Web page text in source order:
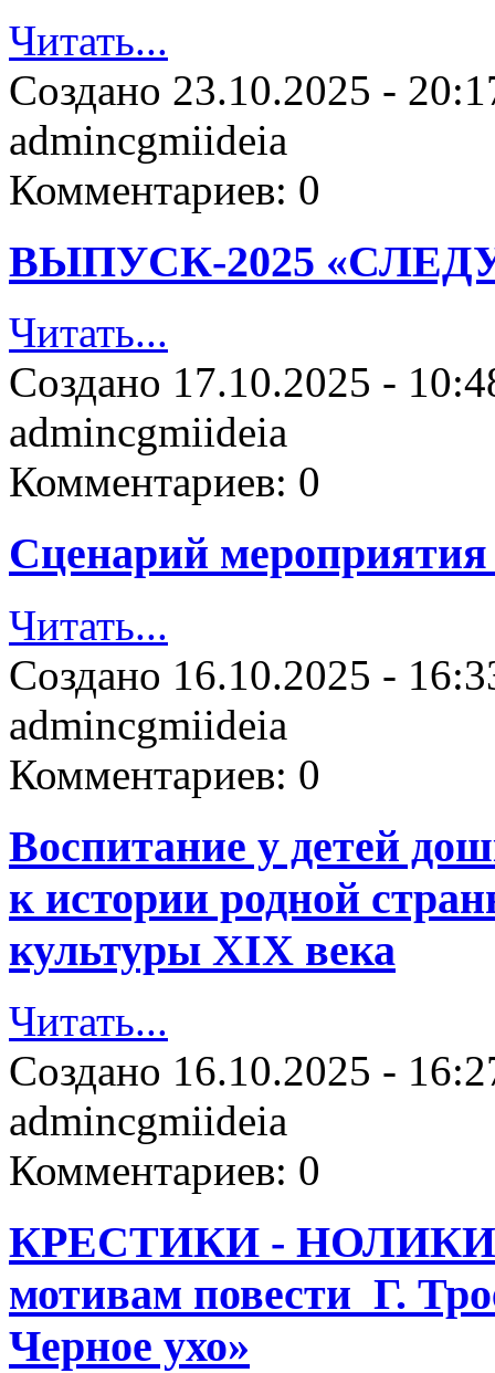
Читать...
Создано 23.10.2025 -
admincgmiideia
Комментариев: 0
ВЫПУСК-2025
Читать...
Создано 17.10.2025 -
admincgmiideia
Комментариев: 0
Сценарий
Читать...
Создано 16.10.2025 -
admincgmiideia
Комментариев: 0
Воспитание у детей
к истории родной
культуры XIX века
Читать...
Создано 16.10.2025 -
admincgmiideia
Комментариев: 0
КРЕСТИКИ - НОЛИКИ
мотивам повести Г.
Черное ухо»